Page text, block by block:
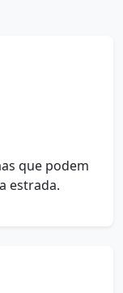
que podem
estrada.